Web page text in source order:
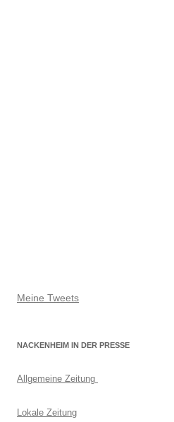
Meine Tweets
NACKENHEIM IN DER PRESSE
Allgemeine Zeitung
Lokale Zeitung